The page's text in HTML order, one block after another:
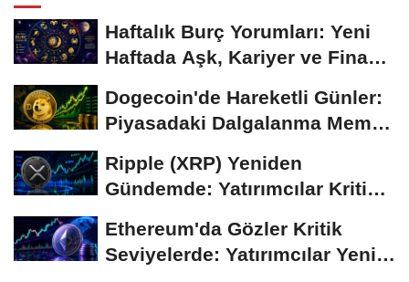
Haftalık Burç Yorumları: Yeni
Haftada Aşk, Kariyer ve Finans
Dogecoin'de Hareketli Günler:
Piyasadaki Dalgalanma Meme
Ripple (XRP) Yeniden
Gündemde: Yatırımcılar Kritik
Ethereum'da Gözler Kritik
Seviyelerde: Yatırımcılar Yeni